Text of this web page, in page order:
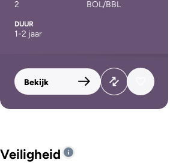
2 BOL/BBL
DUUR
1-2 jaar
Bekijk
Veiligheid